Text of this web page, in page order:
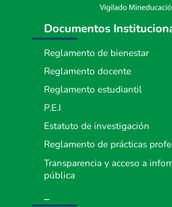
Documentos
Reglamento de bienestar
Reglamento docente
Reglamento estudiantil
P.E.I
Estatuto de investigación
Reglamento de prácticas
Transparencia y acceso a
pública
_